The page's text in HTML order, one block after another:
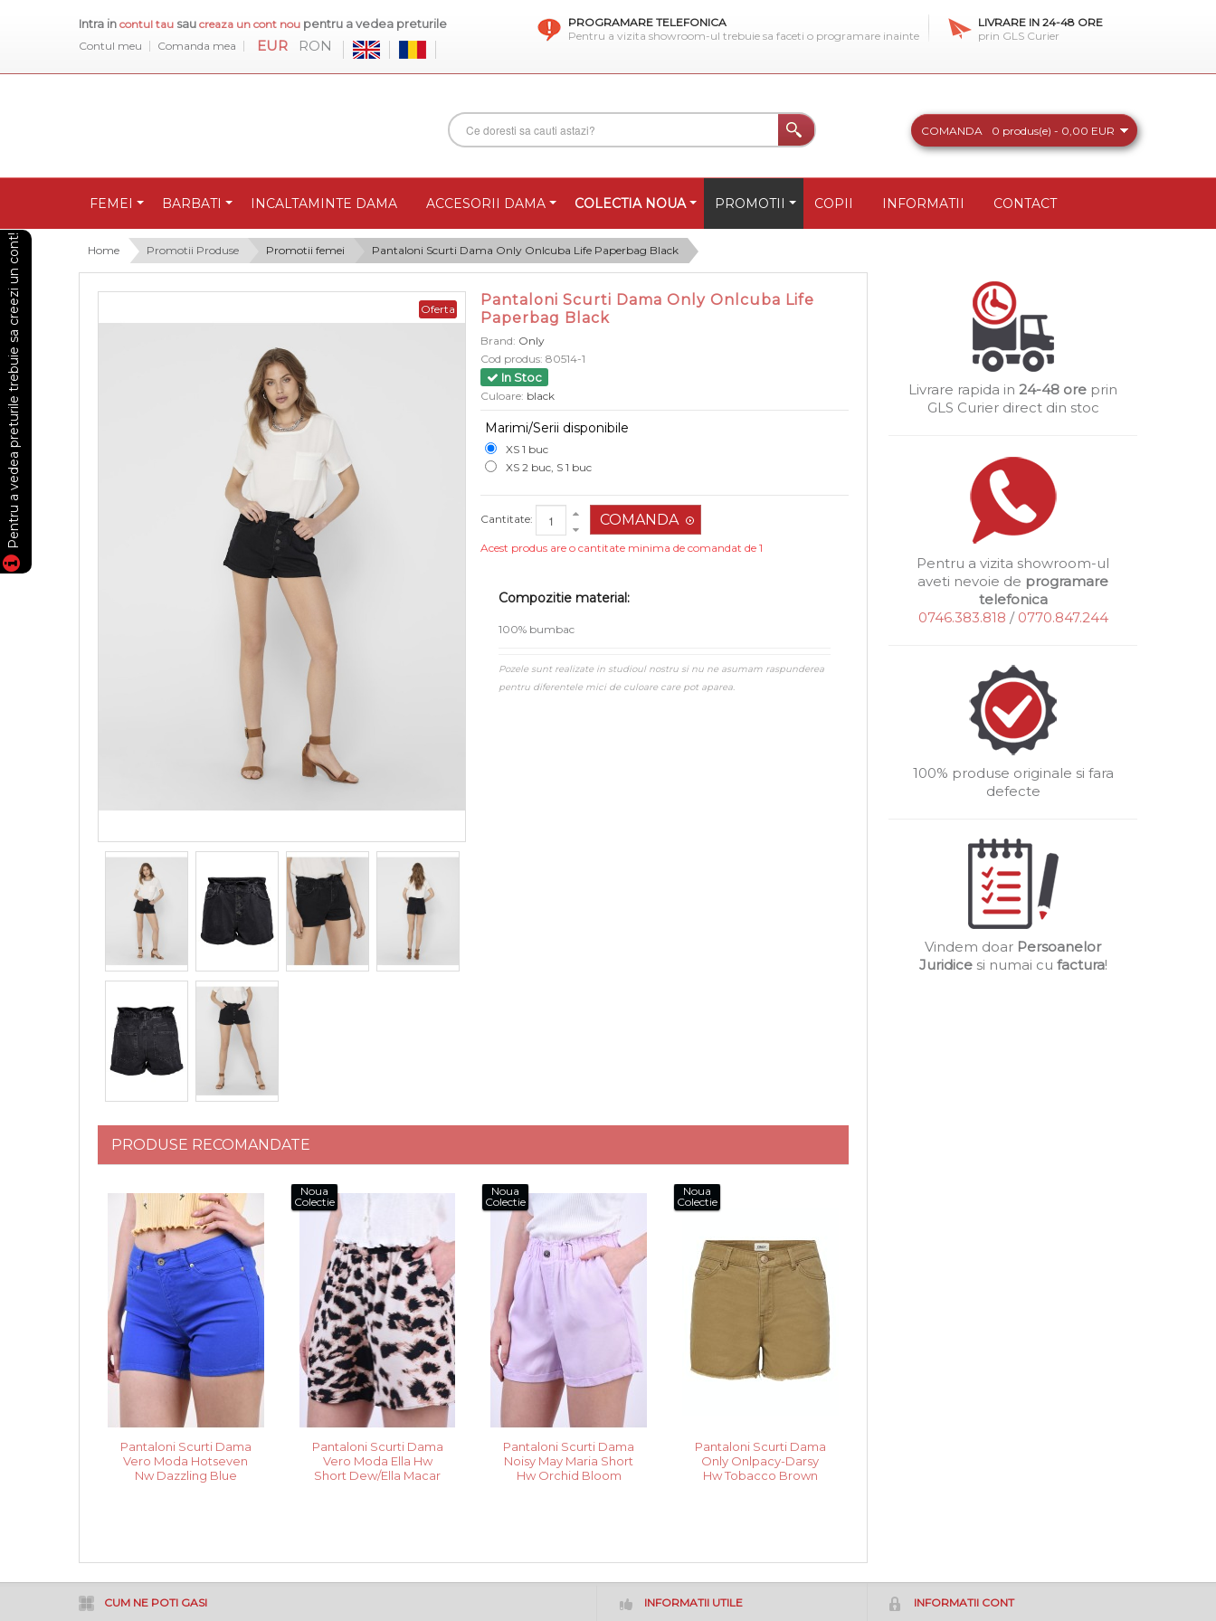
Intra in contul tau sau creaza un cont nou pentru a vedea preturile
Contul meu Comanda mea EUR RON
PROGRAMARE TELEFONICA
Pentru a vizita showroom-ul trebuie sa faceti o programare inainte
LIVRARE IN 24-48 ORE
prin GLS Curier
COMANDA 0 produs(e) - 0,00 EUR
FEMEI BARBATI INCALTAMINTE DAMA ACCESORII DAMA COLECTIA NOUA PROMOTII COPII INFORMATII CONTACT
Home Promotii Produse Promotii femei Pantaloni Scurti Dama Only Onlcuba Life Paperbag Black
Oferta
Pantaloni Scurti Dama Only Onlcuba Life
Paperbag Black
Brand: Only
Cod produs: 80514-1
In Stoc
Culoare: black
Marimi/Serii disponibile
XS 1 buc
XS 2 buc, S 1 buc
Cantitate:
Acest produs are o cantitate minima de comandat de 1
Compozitie material:
100% bumbac
Pozele sunt realizate in studioul nostru si nu ne asumam raspunderea
pentru diferentele mici de culoare care pot aparea.
PRODUSE RECOMANDATE
Pantaloni Scurti Dama
Vero Moda Hotseven
Nw Dazzling Blue
Noua
Colectie
Pantaloni Scurti Dama
Vero Moda Ella Hw
Short Dew/Ella Macar
Noua
Colectie
Pantaloni Scurti Dama
Noisy May Maria Short
Hw Orchid Bloom
Noua
Colectie
Pantaloni Scurti Dama
Only Onlpacy-Darsy
Hw Tobacco Brown
Livrare rapida in 24-48 ore prin
GLS Curier direct din stoc
Pentru a vizita showroom-ul
aveti nevoie de programare
telefonica
0746.383.818 / 0770.847.244
100% produse originale si fara
defecte
Vindem doar Persoanelor
Juridicesi numai cu factura!
CUM NE POTI GASI INFORMATII UTILE INFORMATII CONT
Pentru a vedea preturile trebuie sa creezi un cont!